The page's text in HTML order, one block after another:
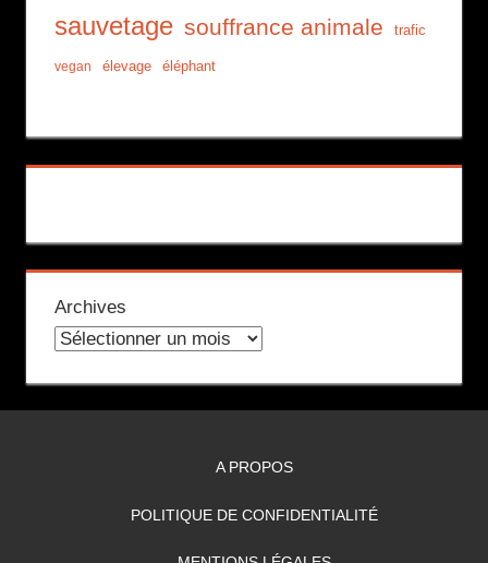
sauvetage souffrance animale trafic
vegan élevage éléphant
Archives
A PROPOS
POLITIQUE DE CONFIDENTIALITÉ